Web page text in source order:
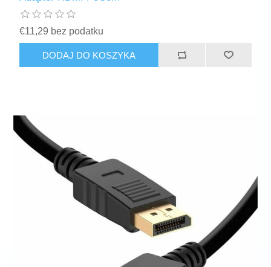
€11,29 bez podatku
DODAJ DO KOSZYKA